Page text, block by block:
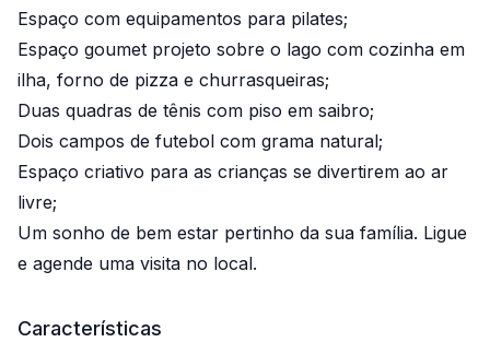
Espaço com equipamentos para pilates;
Espaço goumet projeto sobre o lago com cozinha em
ilha, forno de pizza e churrasqueiras;
Duas quadras de tênis com piso em saibro;
Dois campos de futebol com grama natural;
Espaço criativo para as crianças se divertirem ao ar
livre;
Um sonho de bem estar pertinho da sua família. Ligue
e agende uma visita no local.
Características